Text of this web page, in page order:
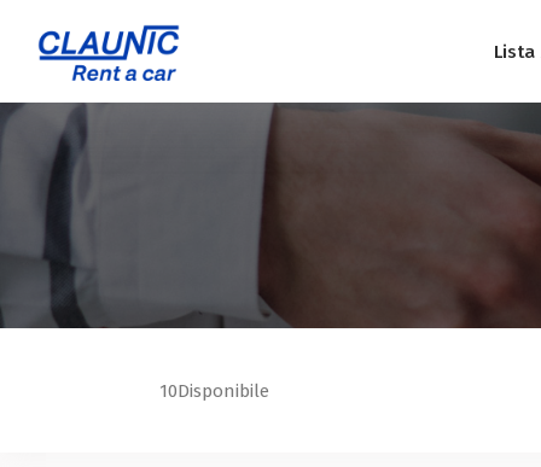
Lista
10Disponibile